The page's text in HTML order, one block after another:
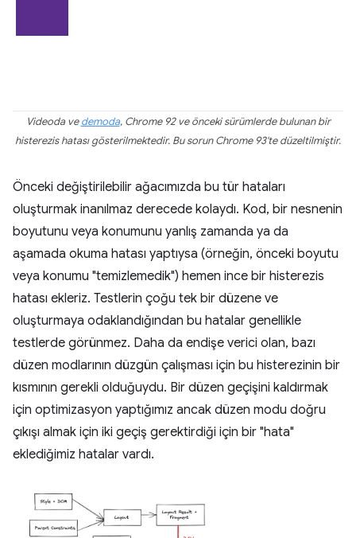
Videoda vedemoda, Chrome 92 ve önceki sürümlerde bulunan bir
histerezis hatası gösterilmektedir. Bu sorun Chrome 93'te düzeltilmiştir.
Önceki değiştirilebilir ağacımızda bu tür hataları
oluşturmak inanılmaz derecede kolaydı. Kod, bir nesnenin
boyutunu veya konumunu yanlış zamanda ya da
aşamada okuma hatası yaptıysa (örneğin, önceki boyutu
veya konumu "temizlemedik") hemen ince bir histerezis
hatası ekleriz. Testlerin çoğu tek bir düzene ve
oluşturmaya odaklandığından bu hatalar genellikle
testlerde görünmez. Daha da endişe verici olan, bazı
düzen modlarının düzgün çalışması için bu histerezinin bir
kısmının gerekli olduğuydu. Bir düzen geçişini kaldırmak
için optimizasyon yaptığımız ancak düzen modu doğru
çıkışı almak için iki geçiş gerektirdiği için bir "hata"
eklediğimiz hatalar vardı.